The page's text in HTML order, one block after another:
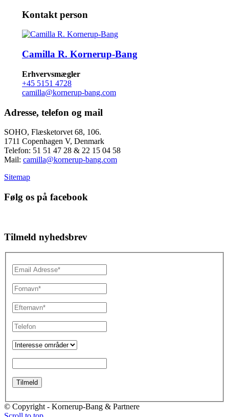
Kontakt person
Camilla R. Kornerup-Bang
Erhvervsmægler
+45 5151 4728
camilla@kornerup-bang.com
Adresse, telefon og mail
SOHO, Flæsketorvet 68, 106.
1711 Copenhagen V, Denmark
Telefon: 51 51 47 28 & 22 15 04 58
Mail: camilla@kornerup-bang.com
Sitemap
Følg os på facebook
Tilmeld nyhedsbrev
© Copyright - Kornerup-Bang & Partnere